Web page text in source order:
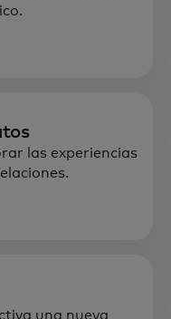
datos,
las experiencias
una nueva